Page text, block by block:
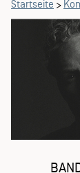
Startseite >